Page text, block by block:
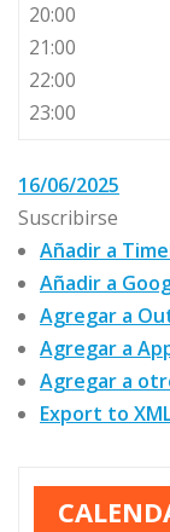
20:00
21:00
22:00
23:00
16/06/2025
Suscribirse
Añadir a
Añadir a
Agregar a
Agregar a
Agregar a
Export to